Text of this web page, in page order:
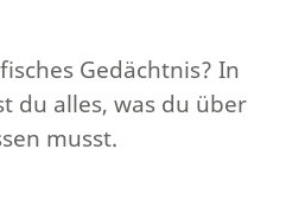
Gedächtnis? In
du alles, was du über
musst.